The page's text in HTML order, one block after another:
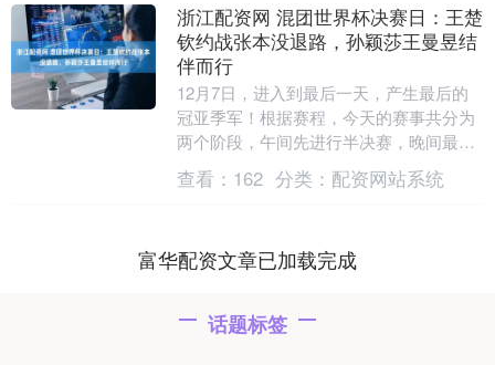
浙江配资网 混团世界杯决赛日：王楚
钦约战张本没退路，孙颖莎王曼昱结
伴而行
12月7日，进入到最后一天，产生最后的
冠亚季军！根据赛程，今天的赛事共分为
两个阶段，午间先进行半决赛，晚间最后
进行决赛的争夺。国乒约战日乒，背靠背
再战，国乒阵容....
查看： 162 分类： 配资网站系统
富华配资文章已加载完成
话题标签